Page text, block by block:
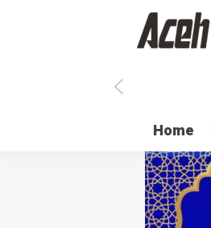
Home
Ratusan ASN di Aceh Jaya Belum